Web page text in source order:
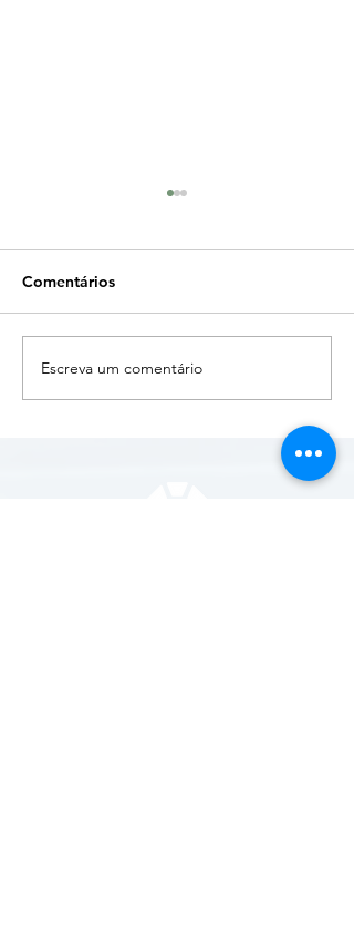
Reflexologia Podal
Comentários
Escreva um comentário